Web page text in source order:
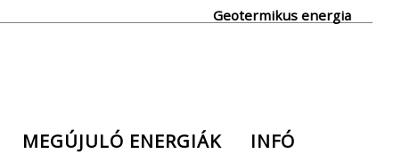
Geotermikus energia
MEGÚJULÓ ENERGIÁK INFÓ